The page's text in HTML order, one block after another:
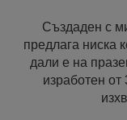
Създаден с
предлага ниска
дали е на
изработен